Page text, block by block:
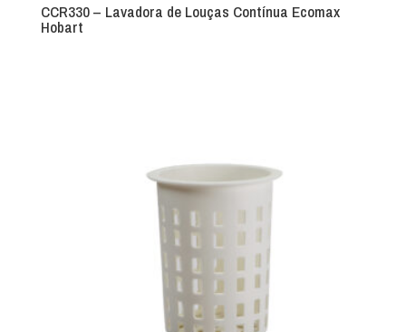
CCR330 – Lavadora de Louças Contínua Ecomax
Hobart